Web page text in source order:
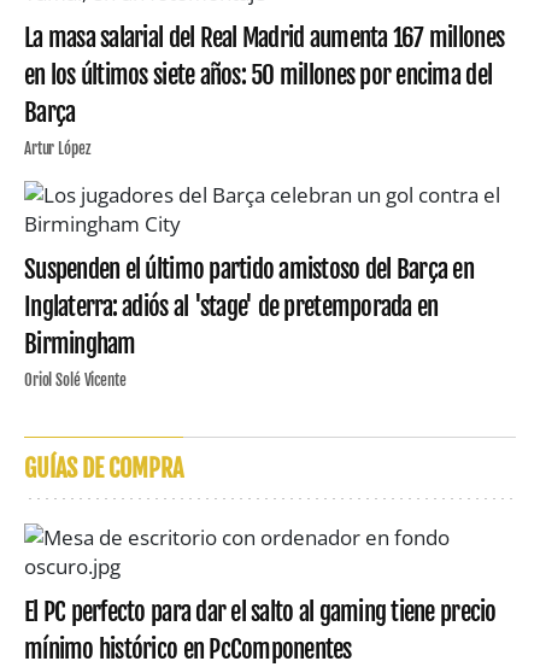
La masa salarial del Real Madrid aumenta 167 millones
en los últimos siete años: 50 millones por encima del
Barça
Artur López
Suspenden el último partido amistoso del Barça en
Inglaterra: adiós al 'stage' de pretemporada en
Birmingham
Oriol Solé Vicente
GUÍAS DE COMPRA
El PC perfecto para dar el salto al gaming tiene precio
mínimo histórico en PcComponentes